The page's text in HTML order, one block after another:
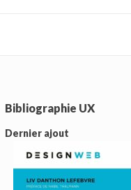
Bibliographie UX
Dernier ajout